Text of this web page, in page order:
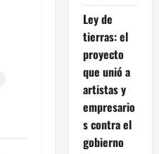
Ley de
tierras: el
proyecto
que unió a
artistas y
empresario
s contra el
gobierno